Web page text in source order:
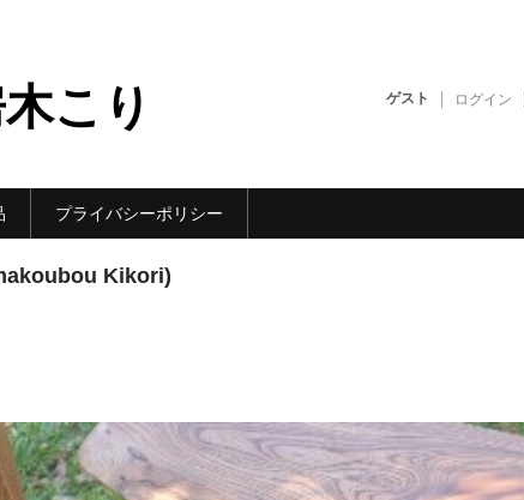
こり ゲスト ログイン
プライバシーポリシー
Kikori)